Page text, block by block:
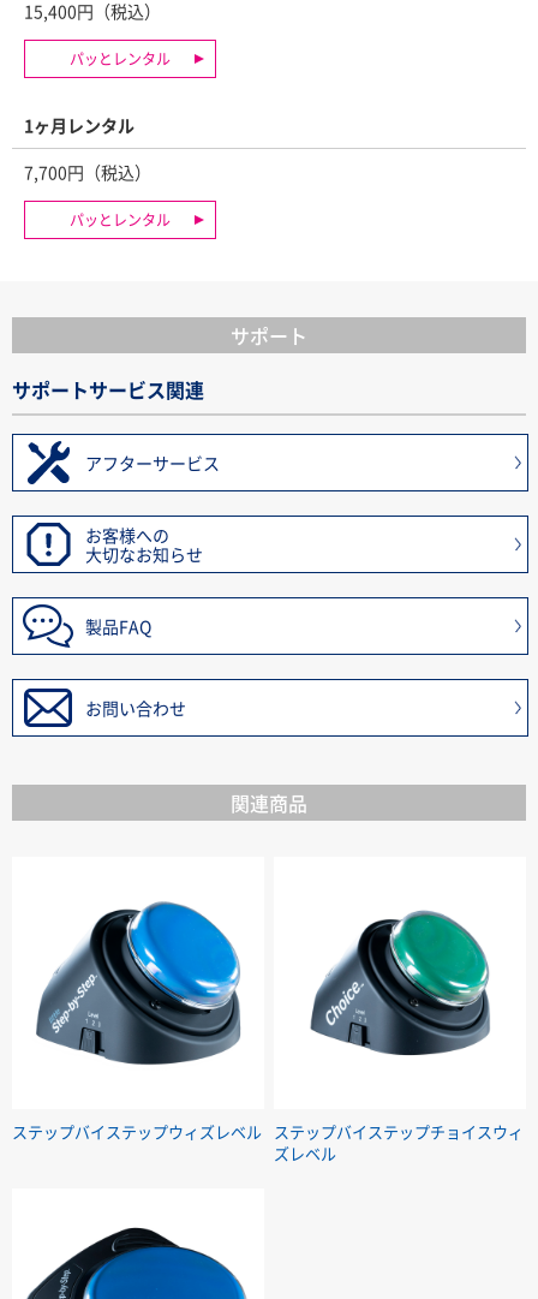
15,400円（税込）
パッとレンタル
1ヶ月レンタル
7,700円（税込）
パッとレンタル
サポート
サポートサービス関連
アフターサービス
お客様への
大切なお知らせ
製品FAQ
お問い合わせ
関連商品
ステップバイステップウィズレベル
ステップバイステップチョイスウィ
ズレベル